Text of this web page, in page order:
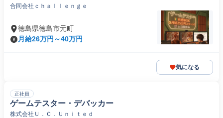
合同会社ｃｈａｌｌｅｎｇｅ
徳島県徳島市元町
月給26万円～40万円
気になる
正社員
ゲームテスター・デバッカー
株式会社Ｕ．Ｃ．Ｕｎｉｔｅｄ